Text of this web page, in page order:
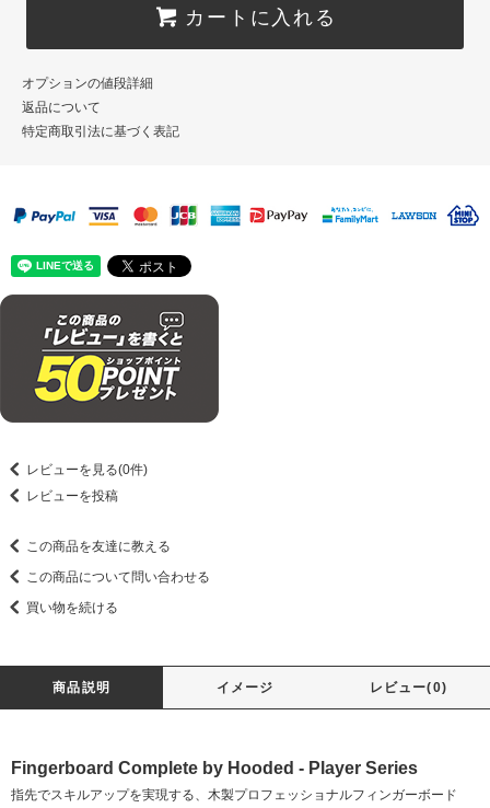
カートに入れる
オプションの値段詳細
返品について
特定商取引法に基づく表記
レビューを見る(0件)
レビューを投稿
この商品を友達に教える
この商品について問い合わせる
買い物を続ける
商品説明 イメージ レビュー(0)
Fingerboard Complete by Hooded - Player Series
指先でスキルアップを実現する、木製プロフェッショナルフィンガーボード